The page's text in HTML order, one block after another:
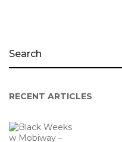
RECENT ARTICLES